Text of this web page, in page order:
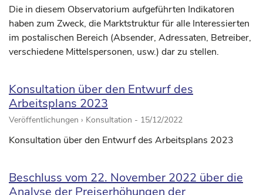
Die in diesem Observatorium aufgeführten Indikatoren
haben zum Zweck, die Marktstruktur für alle Interessierten
im postalischen Bereich (Absender, Adressaten, Betreiber,
verschiedene Mittelspersonen, usw.) dar zu stellen.
Konsultation über den Entwurf des
Arbeitsplans 2023
Veröffentlichungen › Konsultation - 15/12/2022
Konsultation über den Entwurf des Arbeitsplans 2023
Beschluss vom 22. November 2022 über die
Analyse der Preiserhöhungen der